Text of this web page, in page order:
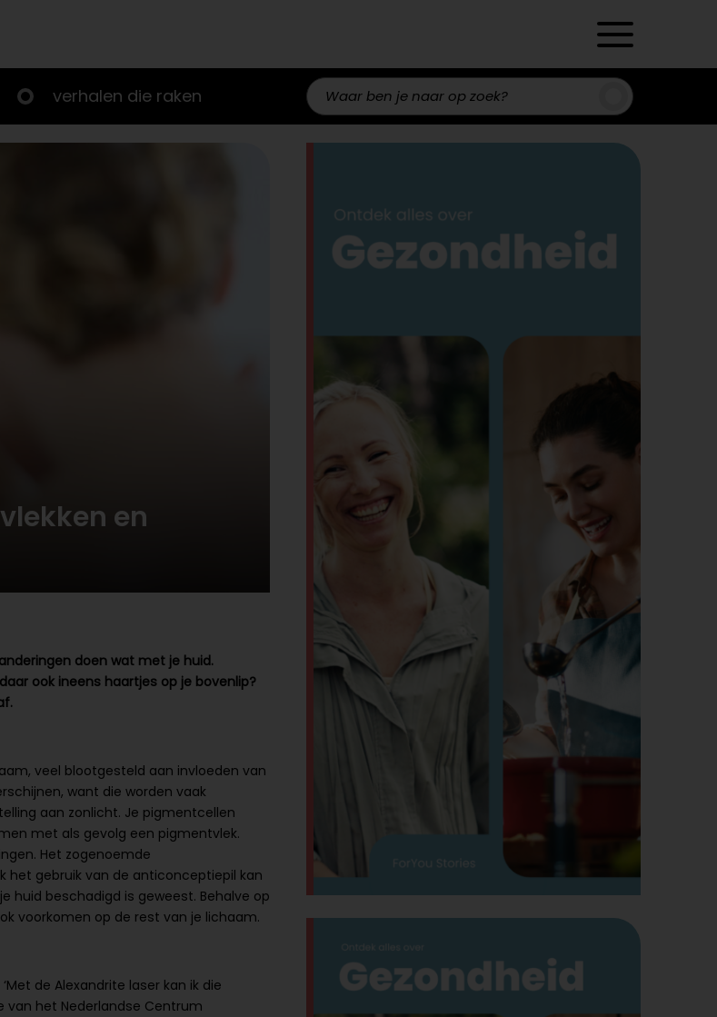
verhalen die raken Zoeken
en
doen wat met je huid.
ook ineens haartjes op je bovenlip?
veel blootgesteld aan invloeden van
want die worden vaak
aan zonlicht. Je pigmentcellen
met als gevolg een pigmentvlek.
Het zogenoemde
het gebruik van de anticonceptiepil kan
huid beschadigd is geweest. Behalve op
voorkomen op de rest van je lichaam.
de Alexandrite laser kan ik die
van het Nederlandse Centrum